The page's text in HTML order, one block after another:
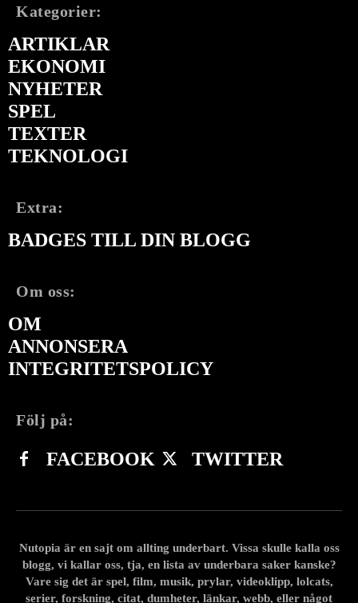
Kategorier:
ARTIKLAR
EKONOMI
NYHETER
SPEL
TEXTER
TEKNOLOGI
Extra:
BADGES TILL DIN BLOGG
Om oss:
OM
ANNONSERA
INTEGRITETSPOLICY
Följ på:
FACEBOOK TWITTER
Nutopia är en sajt om allting underbart. Vissa skulle kalla oss
blogg, vi kallar oss, tja, en lista av underbara saker kanske?
Vare sig det är spel, film, musik, prylar, videoklipp, lolcats,
serier, forskning, citat, dumheter, länkar, webb, eller något